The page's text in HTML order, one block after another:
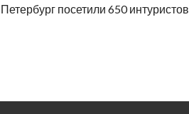
Петербург посетили 650 интуристов